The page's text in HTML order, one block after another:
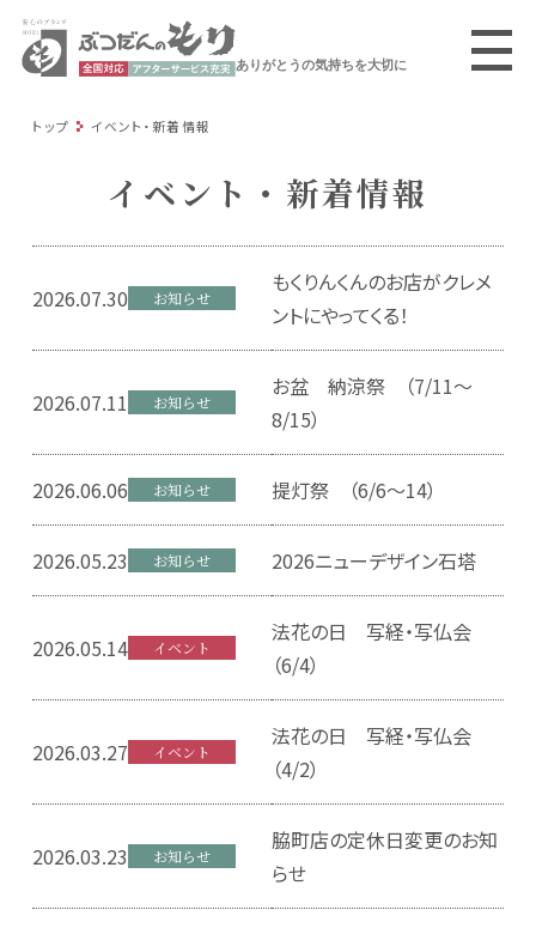
ありがとうの気持ちを大切に
トップ イベント・新着情報
イベント・新着情報
2026.07.30 お知らせ
もくりんくんのお店がクレメ
ントにやってくる！
2026.07.11 お知らせ
お盆 納涼祭 （7/11～
8/15）
2026.06.06 お知らせ 提灯祭 （6/6～14）
2026.05.23 お知らせ 2026ニューデザイン石塔
2026.05.14 イベント
法花の日 写経・写仏会
（6/4）
2026.03.27 イベント
法花の日 写経・写仏会
（4/2）
2026.03.23 お知らせ
脇町店の定休日変更のお知
らせ